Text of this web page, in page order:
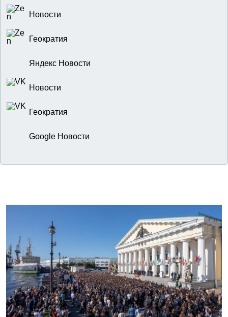
Новости
Геократия
Яндекс Новости
Новости
Геократия
Google Новости